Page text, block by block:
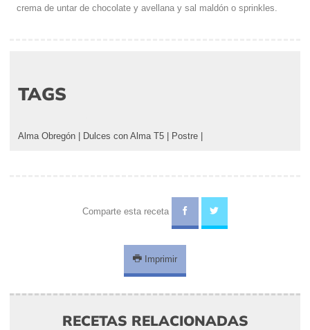
crema de untar de chocolate y avellana y sal maldón o sprinkles.
TAGS
Alma Obregón Dulces con Alma T5 Postre
Comparte esta receta
Imprimir
RECETAS RELACIONADAS